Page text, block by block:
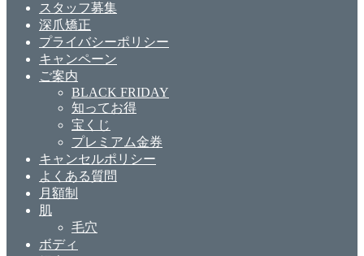
スタッフ募集
深爪矯正
プライバシーポリシー
キャンペーン
ご案内
BLACK FRIDAY
知ってお得
宝くじ
プレミアム金券
キャンセルポリシー
よくある質問
月額制
肌
毛穴
ボディ